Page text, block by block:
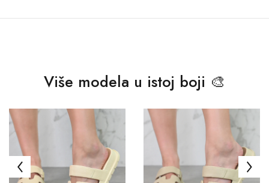
Više modela u istoj boji 🎨